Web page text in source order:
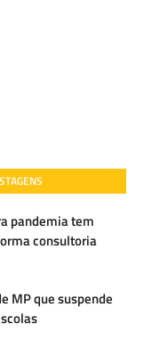
pandemia tem
consultoria
MP que suspende